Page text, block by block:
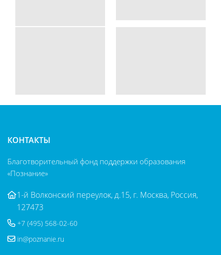
КОНТАКТЫ
Благотворительный фонд поддержки образования
«Познание»
1-й Волконский переулок, д.15, г. Москва, Россия,
127473
+7 (495) 568-02-60
in@poznanie.ru